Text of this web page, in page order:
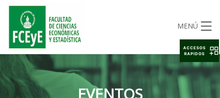
MENÚ
EVENTOS
ACCESOS
RAPIDOS